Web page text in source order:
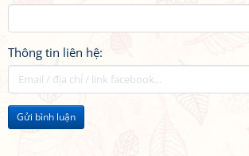
Thông tin liên hệ:
Gửi bình luận